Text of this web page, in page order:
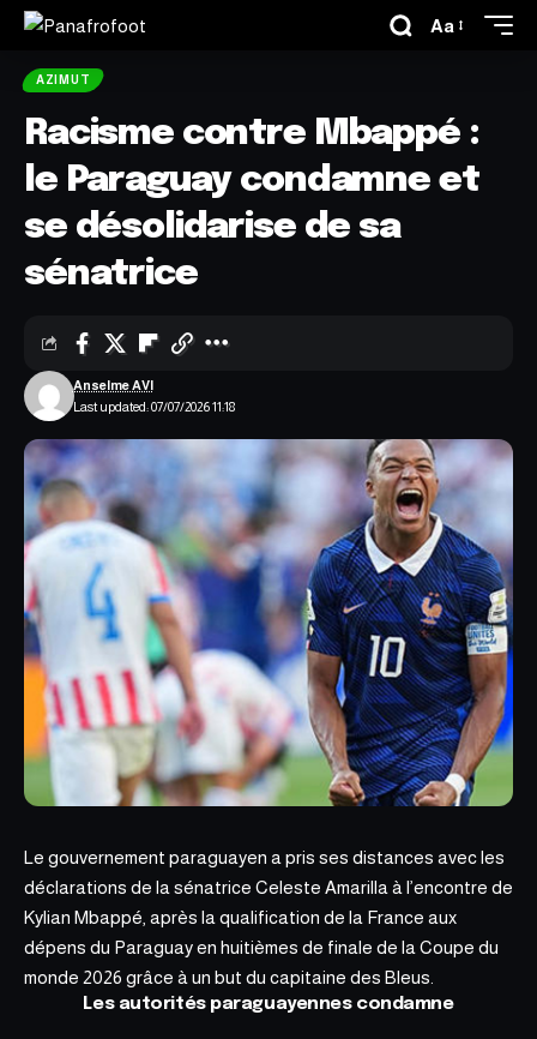
Aa
AZIMUT
Racisme contre Mbappé :
le Paraguay condamne et
se désolidarise de sa
sénatrice
Last updated: 07/07/2026 11:18
Anselme AVI
Le gouvernement paraguayen a pris ses distances avec les
déclarations de la sénatrice Celeste Amarilla à l’encontre de
Kylian Mbappé, après la qualification de la France aux
dépens du Paraguay en huitièmes de finale de la Coupe du
monde 2026 grâce à un but du capitaine des Bleus.
Les autorités paraguayennes condamne